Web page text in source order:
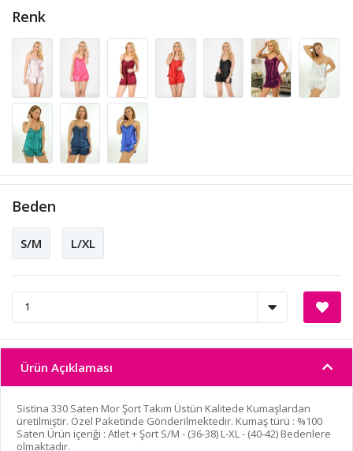
Renk
Beden
S/M L/XL
Ürün Açıklaması
Sistina 330 Saten Mor Şort Takım Üstün Kalitede Kumaşlardan
üretilmiştir. Özel Paketinde Gönderilmektedir. Kumaş türü : %100
Saten Ürün içeriği : Atlet + Şort S/M - (36-38) L-XL - (40-42) Bedenlere
olmaktadır.